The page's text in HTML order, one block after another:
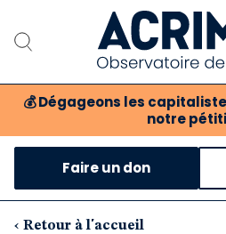
💰 Dégageons les
notre
Notre
Notre critique
Nos
Faire un don
‹ Retour à l'accueil